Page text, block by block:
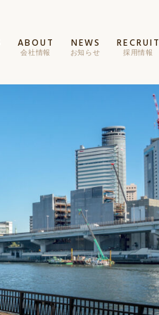
ABOUT
会社情報
NEWS
お知らせ
RECRUIT
採用情報